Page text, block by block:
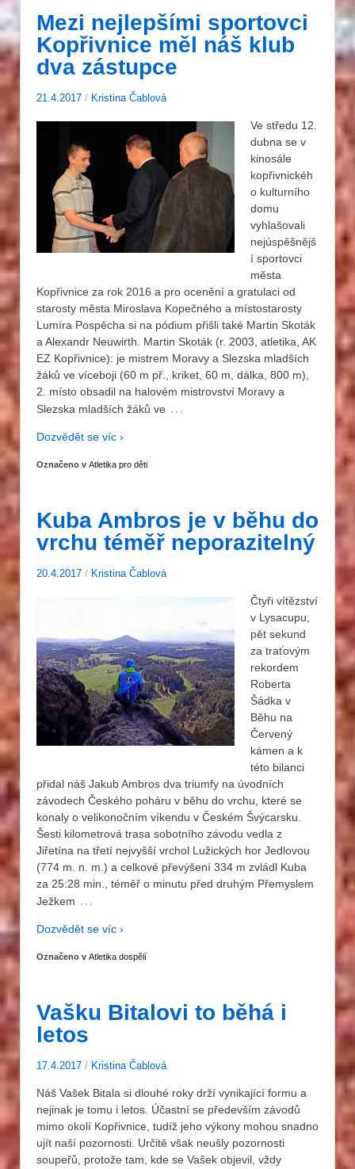
Mezi nejlepšími sportovci
Kopřivnice měl náš klub
dva zástupce
21.4.2017 / Kristina Čablová
Ve středu 12.
dubna se v
kinosále
kopřivnickéh
o kulturního
domu
vyhlašovali
nejúspěšnějš
í sportovci
města
Kopřivnice za rok 2016 a pro ocenění a gratulaci od
starosty města Miroslava Kopečného a místostarosty
Lumíra Pospěcha si na pódium přišli také Martin Skoták
a Alexandr Neuwirth. Martin Skoták (r. 2003, atletika, AK
EZ Kopřivnice): je mistrem Moravy a Slezska mladších
žáků ve víceboji (60 m př., kriket, 60 m, dálka, 800 m),
2. místo obsadil na halovém mistrovství Moravy a
Slezska mladších žáků ve …
Dozvědět se víc ›
Označeno v Atletika pro děti
Kuba Ambros je v běhu do
vrchu téměř neporazitelný
20.4.2017 / Kristina Čablová
Čtyři vítězství
v Lysacupu,
pět sekund
za traťovým
rekordem
Roberta
Šádka v
Běhu na
Červený
kámen a k
této bilanci
přidal náš Jakub Ambros dva triumfy na úvodních
závodech Českého poháru v běhu do vrchu, které se
konaly o velikonočním víkendu v Českém Švýcarsku.
Šesti kilometrová trasa sobotního závodu vedla z
Jiřetína na třetí nejvyšší vrchol Lužických hor Jedlovou
(774 m. n. m.) a celkové převýšení 334 m zvládl Kuba
za 25:28 min., téměř o minutu před druhým Přemyslem
Ježkem …
Dozvědět se víc ›
Označeno v Atletika dospělí
Vašku Bitalovi to běhá i
letos
17.4.2017 / Kristina Čablová
Náš Vašek Bitala si dlouhé roky drží vynikající formu a
nejinak je tomu i letos. Účastní se především závodů
mimo okolí Kopřivnice, tudíž jeho výkony mohou snadno
ujít naší pozornosti. Určitě však neušly pozornosti
soupeřů, protože tam, kde se Vašek objevil, vždy